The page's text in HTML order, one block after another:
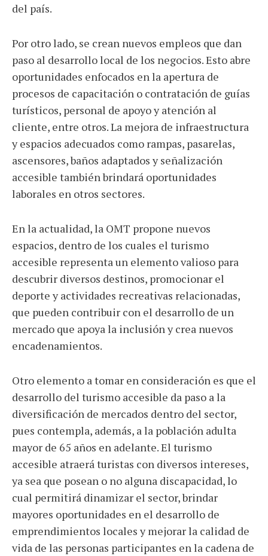
del país.
Por otro lado, se crean nuevos empleos que dan
paso al desarrollo local de los negocios. Esto abre
oportunidades enfocados en la apertura de
procesos de capacitación o contratación de guías
turísticos, personal de apoyo y atención al
cliente, entre otros. La mejora de infraestructura
y espacios adecuados como rampas, pasarelas,
ascensores, baños adaptados y señalización
accesible también brindará oportunidades
laborales en otros sectores.
En la actualidad, la OMT propone nuevos
espacios, dentro de los cuales el turismo
accesible representa un elemento valioso para
descubrir diversos destinos, promocionar el
deporte y actividades recreativas relacionadas,
que pueden contribuir con el desarrollo de un
mercado que apoya la inclusión y crea nuevos
encadenamientos.
Otro elemento a tomar en consideración es que el
desarrollo del turismo accesible da paso a la
diversificación de mercados dentro del sector,
pues contempla, además, a la población adulta
mayor de 65 años en adelante. El turismo
accesible atraerá turistas con diversos intereses,
ya sea que posean o no alguna discapacidad, lo
cual permitirá dinamizar el sector, brindar
mayores oportunidades en el desarrollo de
emprendimientos locales y mejorar la calidad de
vida de las personas participantes en la cadena de